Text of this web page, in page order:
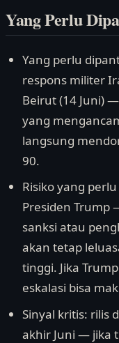
Yang Perlu
Yang perlu
respons militer
Beirut (14 Juni)
yang
langsung
90.
Risiko yang
Presiden Trump
sanksi atau
akan tetap
tinggi. Jika
eskalasi bisa
Sinyal kritis: rilis
akhir Juni — jika